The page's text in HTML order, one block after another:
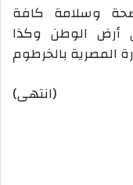
وسلامة كافة
أرض الوطن وكذا
(انتهى)